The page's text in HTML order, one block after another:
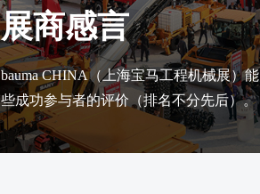
展商感言
bauma CHINA（上海宝马工程机械展）
些成功参与者的评价（排名不分先后）。